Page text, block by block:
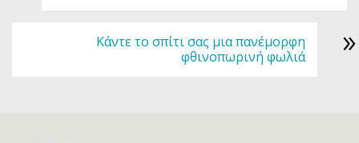
Κάντε το σπίτι σας μια πανέμορφη
φθινοπωρινή φωλιά
»